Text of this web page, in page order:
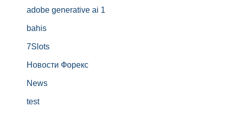
adobe generative ai 1
bahis
7Slots
Новости Форекс
News
test